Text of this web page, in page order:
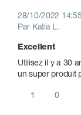
28/10/2022 14:55
Par Katia L.
Excellent
Utilisez il y a 30
un super produit
1 0